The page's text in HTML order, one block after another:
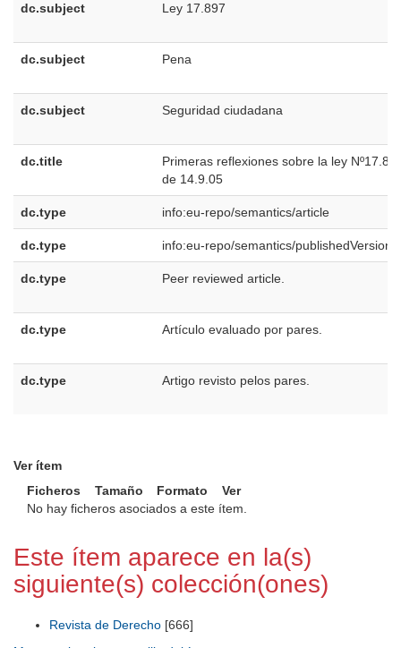
dc.subject Ley 17.897
dc.subject Pena
dc.subject Seguridad ciudadana
dc.title
Primeras reflexiones sobre la ley
de 14.9.05
dc.type info:eu-repo/semantics/article
dc.type info:eu-repo/semantics/publishedVersion
dc.type Peer reviewed article.
dc.type Artículo evaluado por pares.
dc.type Artigo revisto pelos pares.
Ver ítem
Ficheros
Tamaño Formato
Ver
No hay ficheros asociados a este ítem.
Este ítem aparece en la(s)
siguiente(s) colección(ones)
Revista de Derecho [666]